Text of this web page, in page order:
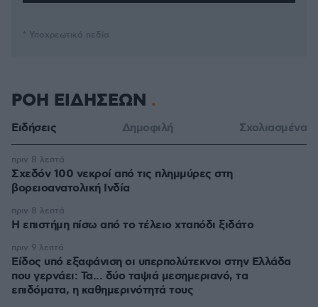
* Υποχρεωτικά πεδία
ΡΟΗ ΕΙΔΗΣΕΩΝ
Ειδήσεις Δημοφιλή Σχολιασμένα
Σχεδόν 100 νεκροί από τις πλημμύρες στη
βορειοανατολική Ινδία
πριν 8 λεπτά
Η επιστήμη πίσω από το τέλειο χταπόδι ξιδάτο
πριν 8 λεπτά
Είδος υπό εξαφάνιση οι υπερπολύτεκνοι στην Ελλάδα
που γερνάει: Τα... δύο ταψιά μεσημεριανό, τα
επιδόματα, η καθημερινότητά τους
πριν 9 λεπτά